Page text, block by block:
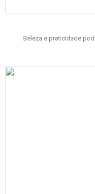
Beleza e praticidade